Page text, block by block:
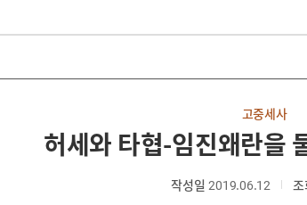
고중세사
허세와 타협-임진왜란을
작성일 2019.06.12 조